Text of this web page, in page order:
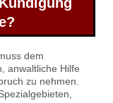
dem
anwaltliche Hilfe
zu nehmen.